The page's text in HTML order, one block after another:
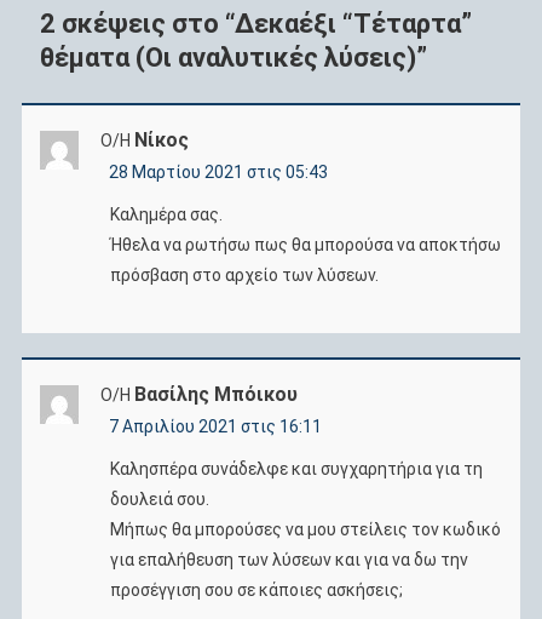
2 σκέψεις στο “Δεκαέξι “Τέταρτα”
θέματα (Οι αναλυτικές λύσεις)”
Ο/Η Νίκος
28 Μαρτίου 2021 στις 05:43
Καλημέρα σας.
Ήθελα να ρωτήσω πως θα μπορούσα να αποκτήσω
πρόσβαση στο αρχείο των λύσεων.
Ο/Η Βασίλης Μπόικου
7 Απριλίου 2021 στις 16:11
Καλησπέρα συνάδελφε και συγχαρητήρια για τη
δουλειά σου.
Μήπως θα μπορούσες να μου στείλεις τον κωδικό
για επαλήθευση των λύσεων και για να δω την
προσέγγιση σου σε κάποιες ασκήσεις;